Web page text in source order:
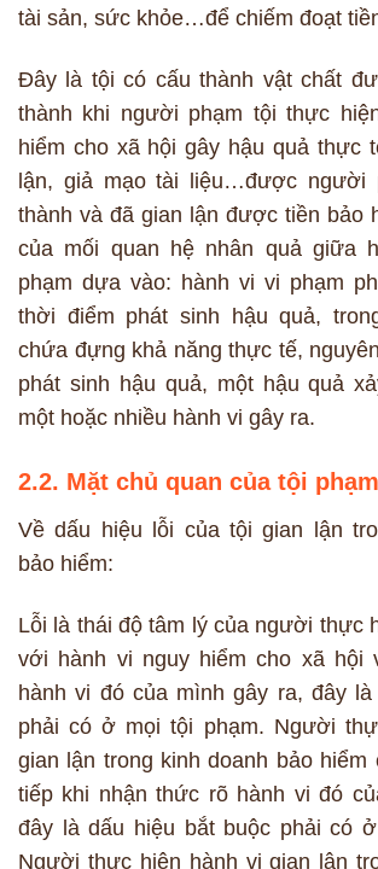
tài sản, sức khỏe…để chiếm đoạt
Đây là tội có cấu thành vật chất
thành khi người phạm tội thực
hiểm cho xã hội gây hậu quả thực
lận, giả mạo tài liệu…được người
thành và đã gian lận được tiền bảo
của mối quan hệ nhân quả giữa
phạm dựa vào: hành vi vi phạm
thời điểm phát sinh hậu quả,
chứa đựng khả năng thực tế,
phát sinh hậu quả, một hậu quả
một hoặc nhiều hành vi gây ra.
2.2. Mặt chủ quan của tội phạm
Về dấu hiệu lỗi của tội gian lận
bảo hiểm:
Lỗi là thái độ tâm lý của người thực
với hành vi nguy hiểm cho xã hội
hành vi đó của mình gây ra, đây
phải có ở mọi tội phạm. Người
gian lận trong kinh doanh bảo
tiếp khi nhận thức rõ hành vi đó
đây là dấu hiệu bắt buộc phải có
Người thực hiện hành vi gian lận